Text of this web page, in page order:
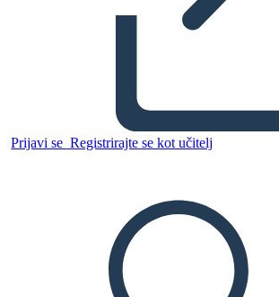
Prijavi se Registrirajte se kot učitelj
IT Strategy 3
SNEMALNO KNJIGO